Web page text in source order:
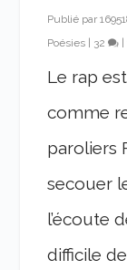
Publié par
Poésies
32 |
Le rap
comme
paroliers
secouer
l’écoute
difficile